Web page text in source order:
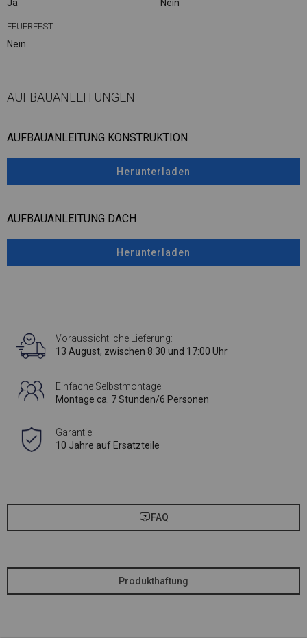
Ja Nein
FEUERFEST
Nein
AUFBAUANLEITUNGEN
AUFBAUANLEITUNG KONSTRUKTION
Herunterladen
AUFBAUANLEITUNG DACH
Herunterladen
Voraussichtliche Lieferung:
13 August, zwischen 8:30 und 17:00 Uhr
Einfache Selbstmontage:
Montage ca. 7 Stunden/6 Personen
Garantie:
10 Jahre auf Ersatzteile
FAQ
Produkthaftung